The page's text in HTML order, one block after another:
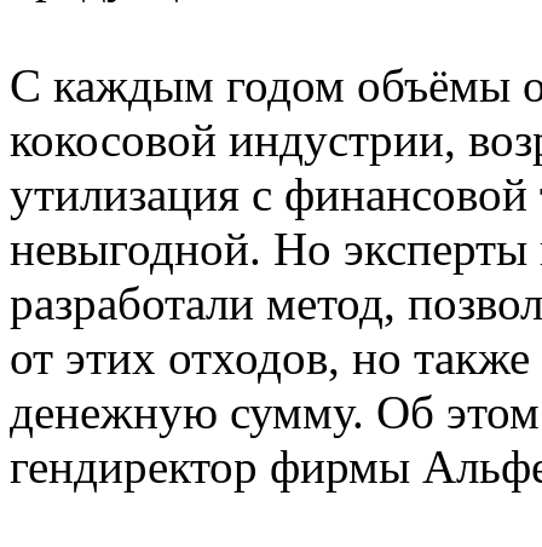
С каждым годом объёмы
кокосовой индустрии,
утилизация с финансовой
невыгодной. Но
разработали метод,
от этих отходов, но
денежную сумму. Об этом
гендиректор фирмы